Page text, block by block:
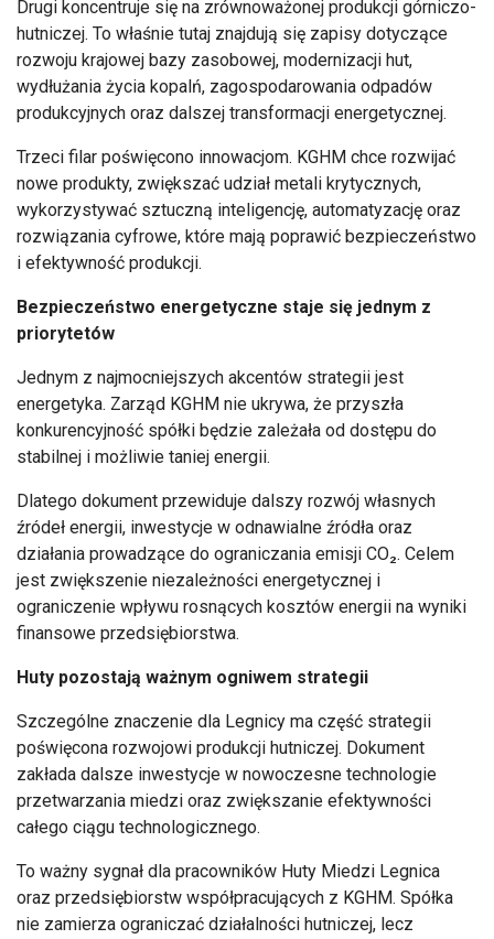
Drugi koncentruje się na zrównoważonej produkcji górniczo-
hutniczej. To właśnie tutaj znajdują się zapisy dotyczące
rozwoju krajowej bazy zasobowej, modernizacji hut,
wydłużania życia kopalń, zagospodarowania odpadów
produkcyjnych oraz dalszej transformacji energetycznej.
Trzeci filar poświęcono innowacjom. KGHM chce rozwijać
nowe produkty, zwiększać udział metali krytycznych,
wykorzystywać sztuczną inteligencję, automatyzację oraz
rozwiązania cyfrowe, które mają poprawić bezpieczeństwo
i efektywność produkcji.
Bezpieczeństwo energetyczne staje się jednym z
priorytetów
Jednym z najmocniejszych akcentów strategii jest
energetyka. Zarząd KGHM nie ukrywa, że przyszła
konkurencyjność spółki będzie zależała od dostępu do
stabilnej i możliwie taniej energii.
Dlatego dokument przewiduje dalszy rozwój własnych
źródeł energii, inwestycje w odnawialne źródła oraz
działania prowadzące do ograniczania emisji CO₂. Celem
jest zwiększenie niezależności energetycznej i
ograniczenie wpływu rosnących kosztów energii na wyniki
finansowe przedsiębiorstwa.
Huty pozostają ważnym ogniwem strategii
Szczególne znaczenie dla Legnicy ma część strategii
poświęcona rozwojowi produkcji hutniczej. Dokument
zakłada dalsze inwestycje w nowoczesne technologie
przetwarzania miedzi oraz zwiększanie efektywności
całego ciągu technologicznego.
To ważny sygnał dla pracowników Huty Miedzi Legnica
oraz przedsiębiorstw współpracujących z KGHM. Spółka
nie zamierza ograniczać działalności hutniczej, lecz